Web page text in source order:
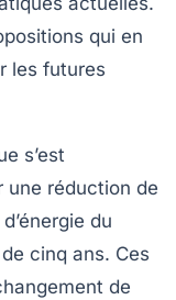
qui en
les futures
s’est
une réduction de
du
cinq ans. Ces
de